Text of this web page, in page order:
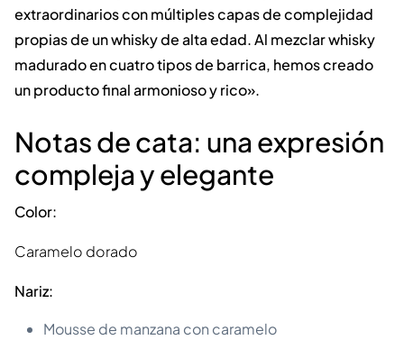
extraordinarios con múltiples capas de complejidad
propias de un whisky de alta edad. Al mezclar whisky
madurado en cuatro tipos de barrica, hemos creado
un producto final armonioso y rico».
Notas de cata: una expresión
compleja y elegante
Color:
Caramelo dorado
Nariz:
Mousse de manzana con caramelo